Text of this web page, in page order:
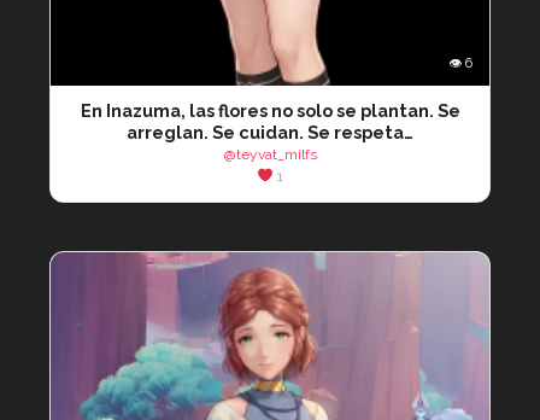
👁 6
En Inazuma, las flores no solo se plantan. Se
arreglan. Se cuidan. Se respeta…
@teyvat_milfs
1